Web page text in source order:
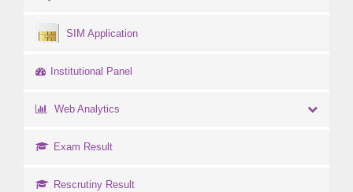
SIM Application
Institutional Panel
Web Analytics
Exam Result
Rescrutiny Result